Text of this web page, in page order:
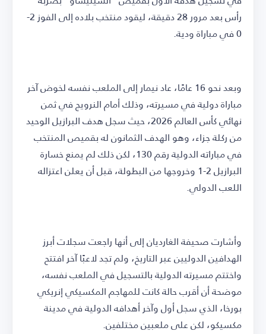
رأس بعد مرور 28 دقيقة، ليقود منتخب بلاده إلى الفوز 2-
0 في مباراة ودية.
وبعد نحو 16 عامًا، عاد نيمار إلى الملعب نفسه لخوض آخر
مباراة دولية في مسيرته، وذلك أمام النرويج في ثمن
نهائي كأس العالم 2026، حيث سجل هدف البرازيل الوحيد
من ركلة جزاء، وهو الهدف الثمانون له بقميص المنتخب
في مباراته الدولية رقم 130، لكن ذلك لم يمنع خسارة
البرازيل 2-1 وخروجها من البطولة، قبل أن يعلن اعتزاله
اللعب الدولي.
وأشارت صحيفة الغارديان إلى أنها راجعت سجلات أبرز
الهدافين الدوليين عبر التاريخ، ولم تجد لاعبًا آخر افتتح
واختتم مسيرته الدولية بالتسجيل في الملعب نفسه،
موضحة أن أقرب حالة كانت للمهاجم المكسيكي إنريكي
بورخا، الذي سجل أول وآخر أهدافه الدولية في مدينة
مكسيكو، لكن على ملعبين مختلفين.